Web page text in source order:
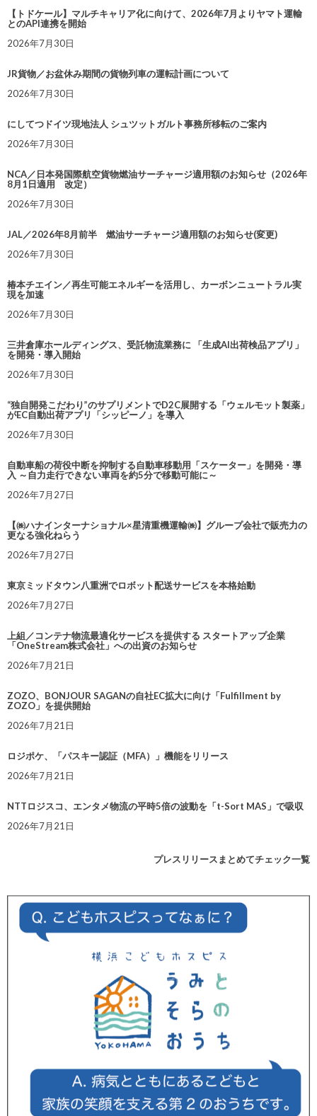
【トドケール】マルチキャリア化に向けて、2026年7月よりヤマト運輸
とのAPI連携を開始
2026年7月30日
JR貨物／お盆休み期間の貨物列車の運転計画について
2026年7月30日
にしてつドイツ現地法人 シュツットガルト事務所移転のご案内
2026年7月30日
NCA／日本発国際航空貨物燃油サーチャージ適用額のお知らせ（2026年
8月1日適用 改定）
2026年7月30日
JAL／2026年8月前半 燃油サーチャージ適用額のお知らせ(変更)
2026年7月30日
椿本チエイン／再生可能エネルギーを活用し、カーボンニュートラル実
現を加速
2026年7月30日
三井倉庫ホールディングス、受託物流業務に 「生成AI出荷検品アプリ」
を開発・導入開始
2026年7月30日
“独自開発こだわり”のサプリメントでD2C展開する「ウェルモット製薬」
がEC自動出荷アプリ「シッピーノ」を導入
2026年7月30日
自動車船の荷役中断を抑制する自動車移動用「スケーター」を開発・導
入 ～自力走行できない車両を約5分で移動可能に～
2026年7月27日
【㈱ハナインターナショナル×星清重機運輸㈱】グループ会社で販売力の
更なる強化ねらう
2026年7月27日
東京ミッドタウン八重洲でロボット配送サービスを本格始動
2026年7月27日
上組／コンテナ物流最適化サービスを提供する スタートアップ企業
「OneStream株式会社」への出資のお知らせ
2026年7月21日
ZOZO、BONJOUR SAGANの自社EC拡大に向け「Fulfillment by
ZOZO」を提供開始
2026年7月21日
ロジポケ、「パスキー認証（MFA）」機能をリリース
2026年7月21日
NTTロジスコ、エンタメ物流の平時5倍の波動を「t-Sort MAS」で吸収
2026年7月21日
プレスリリースまとめてチェック一覧